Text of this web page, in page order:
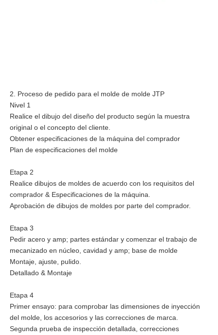
2. Proceso de pedido para el molde de molde JTP
Nivel 1
Realice el dibujo del diseño del producto según la muestra
original o el concepto del cliente.
Obtener especificaciones de la máquina del comprador
Plan de especificaciones del molde
Etapa 2
Realice dibujos de moldes de acuerdo con los requisitos del
comprador & Especificaciones de la máquina.
Aprobación de dibujos de moldes por parte del comprador.
Etapa 3
Pedir acero y amp; partes estándar y comenzar el trabajo de
mecanizado en núcleo, cavidad y amp; base de molde
Montaje, ajuste, pulido.
Detallado & Montaje
Etapa 4
Primer ensayo: para comprobar las dimensiones de inyección
del molde, los accesorios y las correcciones de marca.
Segunda prueba de inspección detallada, correcciones